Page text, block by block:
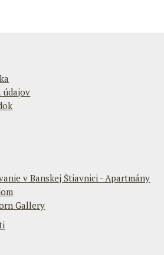
údajov
v Banskej Štiavnici - Apartmány
Gallery